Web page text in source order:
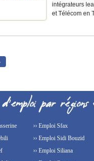
intégrateurs
et Télécom en
›› Emploi Sfax
›› Emploi Sidi Bouzid
›› Emploi Siliana